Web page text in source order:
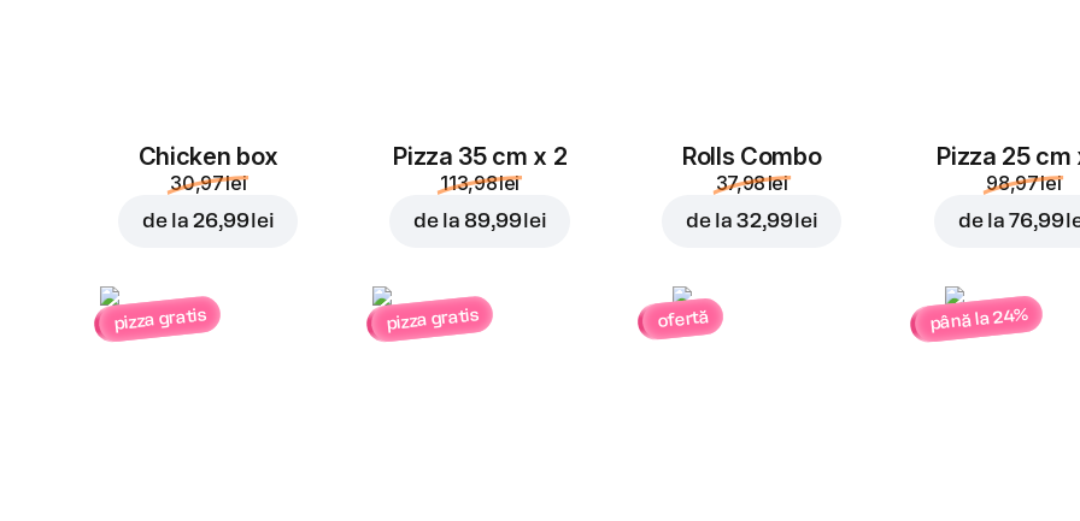
Chicken box
30,97 lei
de la26,99 lei
Pizza 35 cm x 2
113,98 lei
de la 89,99 lei
Rolls Combo
37,98 lei
de la32,99 lei
Pizza 25 cm
98,97 lei
de la76,99
pizza gratis pizza gratis ofertă până la 24%